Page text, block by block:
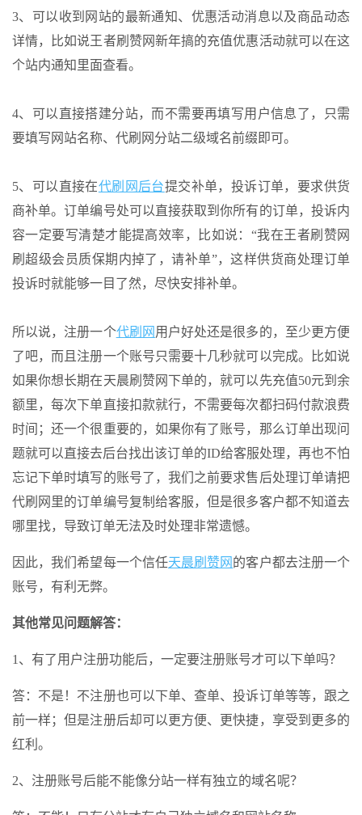
3、可以收到网站的最新通知、优惠活动消息以及商品动态
详情，比如说王者刷赞网新年搞的充值优惠活动就可以在这
个站内通知里面查看。
4、可以直接搭建分站，而不需要再填写用户信息了，只需
要填写网站名称、代刷网分站二级域名前缀即可。
5、可以直接在代刷网后台提交补单，投诉订单，要求供货
商补单。订单编号处可以直接获取到你所有的订单，投诉内
容一定要写清楚才能提高效率，比如说：“我在王者刷赞网
刷超级会员质保期内掉了，请补单”，这样供货商处理订单
投诉时就能够一目了然，尽快安排补单。
所以说，注册一个代刷网 用户好处还是很多的，至少更方便
了吧，而且注册一个账号只需要十几秒就可以完成。比如说
如果你想长期在天晨刷赞网下单的，就可以先充值50元到余
额里，每次下单直接扣款就行，不需要每次都扫码付款浪费
时间；还一个很重要的，如果你有了账号，那么订单出现问
题就可以直接去后台找出该订单的ID给客服处理，再也不怕
忘记下单时填写的账号了，我们之前要求售后处理订单请把
代刷网里的订单编号复制给客服，但是很多客户都不知道去
哪里找，导致订单无法及时处理非常遗憾。
因此，我们希望每一个信任天晨刷赞网 的客户都去注册一个
账号，有利无弊。
其他常见问题解答：
1、有了用户注册功能后，一定要注册账号才可以下单吗？
答：不是！不注册也可以下单、查单、投诉订单等等，跟之
前一样；但是注册后却可以更方便、更快捷，享受到更多的
红利。
2、注册账号后能不能像分站一样有独立的域名呢？